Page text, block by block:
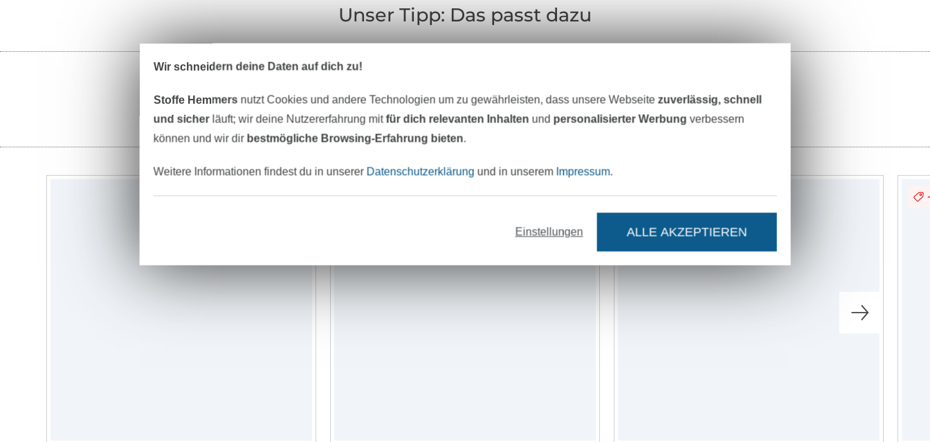
Unser Tipp: Das passt dazu
Bänder Nähzubehör Schnittmuster
-11%
Wir schneidern deine Daten auf dich zu!
Stoffe Hemmers nutzt Cookies und andere Technologien um zu gewährleisten, dass unsere Webseitezuverlässig, schnell
und sicherläuft; wir deine Nutzererfahrung mitfür dich relevanten Inhalten und personalisierter Werbung verbessern
können und wir dir bestmögliche Browsing-Erfahrung bieten.
Weitere Informationen findest du in unserer Datenschutzerklärung und in unserem Impressum.
Einstellungen ALLE AKZEPTIEREN